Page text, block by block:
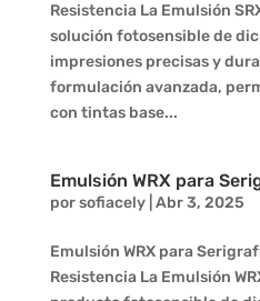
Resistencia La Emulsión
solución fotosensible de
impresiones precisas y
formulación avanzada,
con tintas base...
Emulsión WRX para
porsofiacely| Abr 3, 2025
Emulsión WRX para
Resistencia La Emulsión